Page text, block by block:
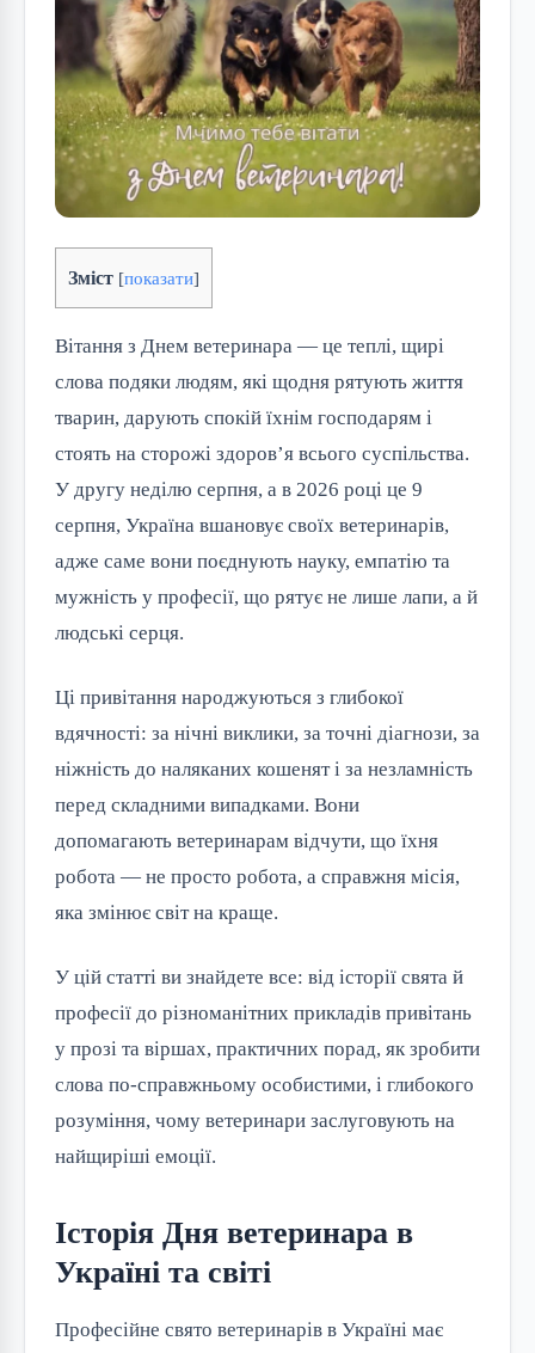
Зміст [показати]
Вітання з Днем ветеринара — це теплі, щирі
слова подяки людям, які щодня рятують життя
тварин, дарують спокій їхнім господарям і
стоять на сторожі здоров’я всього суспільства.
У другу неділю серпня, а в 2026 році це 9
серпня, Україна вшановує своїх ветеринарів,
адже саме вони поєднують науку, емпатію та
мужність у професії, що рятує не лише лапи, а й
людські серця.
Ці привітання народжуються з глибокої
вдячності: за нічні виклики, за точні діагнози, за
ніжність до наляканих кошенят і за незламність
перед складними випадками. Вони
допомагають ветеринарам відчути, що їхня
робота — не просто робота, а справжня місія,
яка змінює світ на краще.
У цій статті ви знайдете все: від історії свята й
професії до різноманітних прикладів привітань
у прозі та віршах, практичних порад, як зробити
слова по-справжньому особистими, і глибокого
розуміння, чому ветеринари заслуговують на
найщиріші емоції.
Історія Дня ветеринара в
Україні та світі
Професійне свято ветеринарів в Україні має